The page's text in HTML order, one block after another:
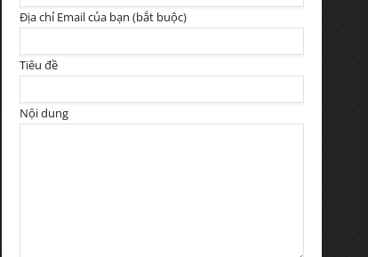
Địa chỉ Email của bạn (bắt buộc)
Tiêu đề
Nội dung